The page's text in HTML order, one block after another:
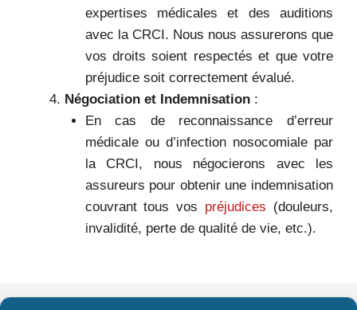
expertises médicales et des auditions
avec la CRCI. Nous nous assurerons que
vos droits soient respectés et que votre
préjudice soit correctement évalué.
Négociation et Indemnisation :
En cas de reconnaissance d’erreur
médicale ou d’infection nosocomiale par
la CRCI, nous négocierons avec les
assureurs pour obtenir une indemnisation
couvrant tous vos préjudices (douleurs,
invalidité, perte de qualité de vie, etc.).